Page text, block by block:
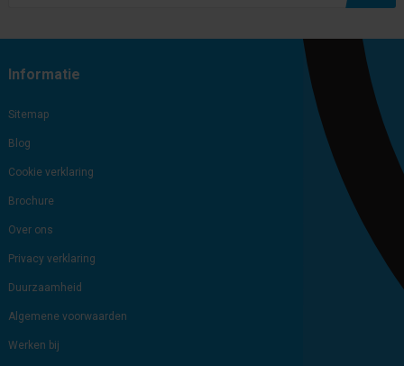
Informatie
Sitemap
Blog
Cookie verklaring
Brochure
Over ons
Privacy verklaring
Duurzaamheid
Algemene voorwaarden
Werken bij